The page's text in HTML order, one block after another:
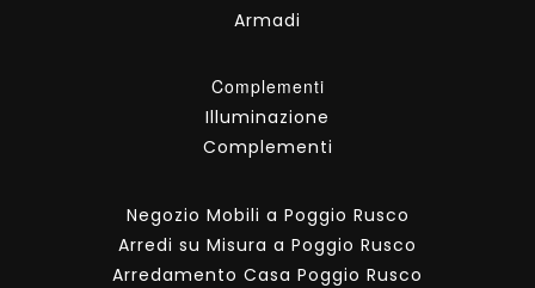
Armadi
Complementi
Illuminazione
Complementi
Negozio Mobili a Poggio Rusco
Arredi su Misura a Poggio Rusco
Arredamento Casa Poggio Rusco